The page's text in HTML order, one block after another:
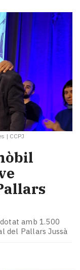
| CCPJ
amb 1.500
del Pallars Jussà